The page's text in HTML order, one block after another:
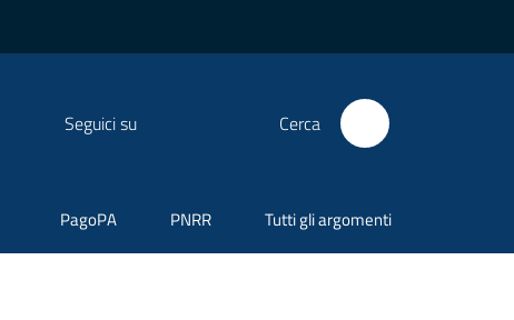
Seguici su Cerca
PagoPA PNRR Tutti gli argomenti